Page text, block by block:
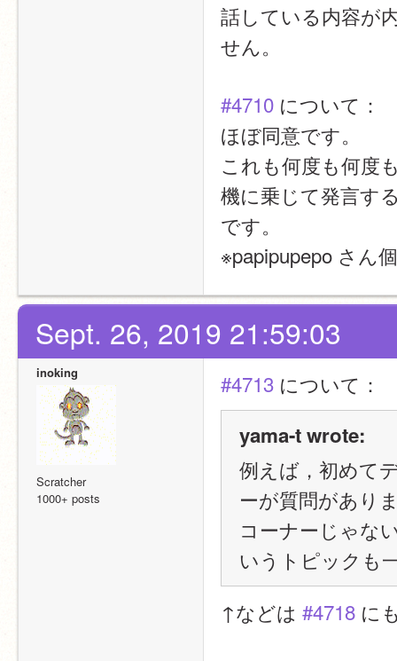
話している内容が
せん。
#4710 について：
ほぼ同意です。
これも何度も何度
機に乗じて発言す
です。
※papipupepo さん
Sept. 26, 2019 21:59:03
inoking
Scratcher
1000+ posts
#4713 について：
yama-t wrote:
例えば，初めて
ーが質問があり
コーナーじゃな
いうトピックも
↑などは #4718 に